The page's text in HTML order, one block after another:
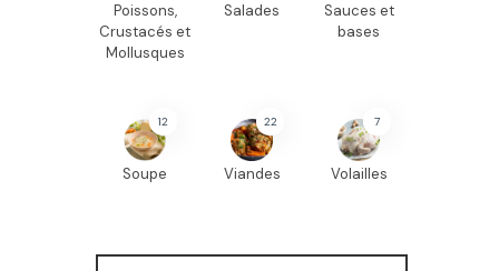
Poissons,
Crustacés et
Mollusques
Salades
Sauces et
bases
12
Soupe
22
Viandes
7
Volailles